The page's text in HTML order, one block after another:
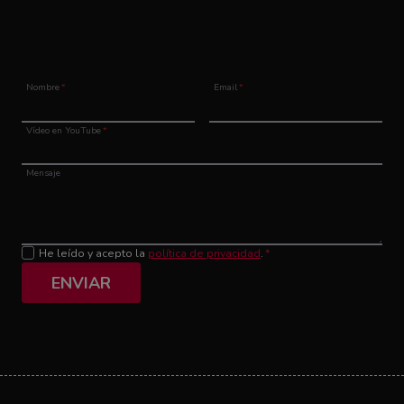
Nombre* Email*
Vídeo en YouTube*
Mensaje
He leído y acepto la política de privacidad. *
ENVIAR